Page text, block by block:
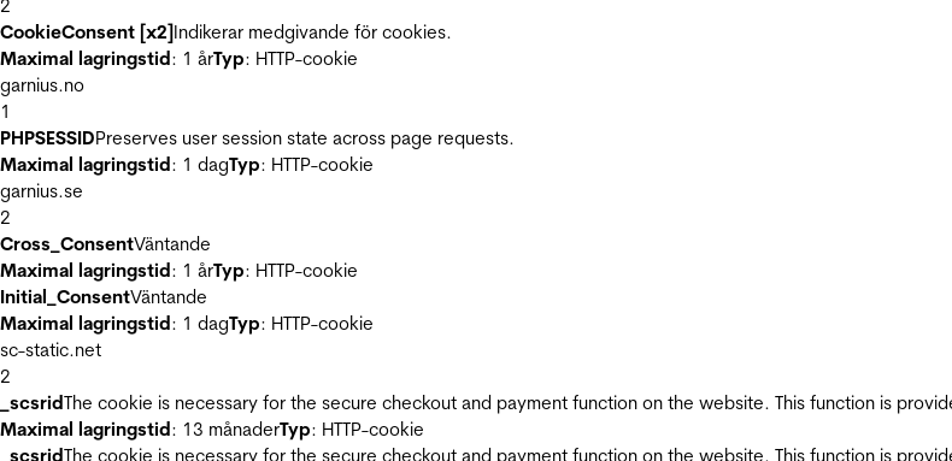
2
CookieConsent [x2]Indikerar medgivande för cookies.
Maximal lagringstid: 1 årTyp: HTTP-cookie
garnius.no
1
PHPSESSIDPreserves user session state across page requests.
Maximal lagringstid: 1 dagTyp: HTTP-cookie
garnius.se
2
Cross_ConsentVäntande
Maximal lagringstid: 1 årTyp: HTTP-cookie
Initial_ConsentVäntande
Maximal lagringstid: 1 dagTyp: HTTP-cookie
sc-static.net
2
_scsridThe cookie is necessary for the secure checkout and payment function on the website. This function is
Maximal lagringstid: 13 månaderTyp: HTTP-cookie
_scsridThe cookie is necessary for the secure checkout and payment function on the website. This function is